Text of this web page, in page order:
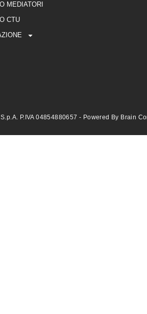
MEDIATORI
CTU
P.IVA 04854880657 - Powered By Brain